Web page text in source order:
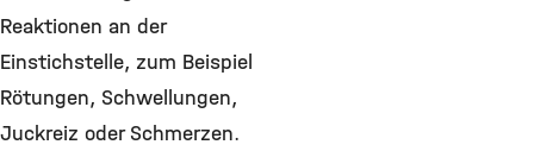
Reaktionen an der
Einstichstelle, zum Beispiel
Rötungen, Schwellungen,
Juckreiz oder Schmerzen.